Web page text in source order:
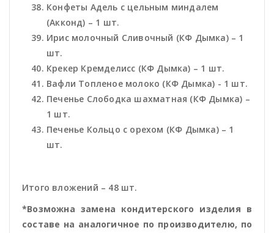
Конфеты Адель с цельным миндалем
(Акконд) – 1 шт.
Ирис молочный Сливочный (КФ Дымка) – 1
шт.
Крекер Кремделисс (КФ Дымка) – 1 шт.
Вафли Топленое молоко (КФ Дымка) - 1 шт.
Печенье Слободка шахматная (КФ Дымка) –
1 шт.
Печенье Кольцо с орехом (КФ Дымка) – 1
шт.
Итого вложений – 48 шт.
*Возможна замена кондитерского изделия в
составе на аналогичное по производителю, по